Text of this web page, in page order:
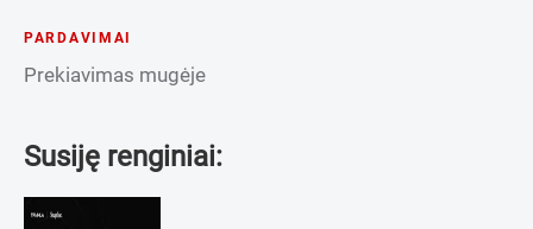
PARDAVIMAI
Prekiavimas mugėje
Susiję renginiai: